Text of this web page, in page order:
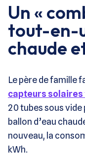
Un «
tout-en-
chaude
Le père de famille
capteurs
20 tubes sous
ballon d’eau
nouveau, la
kWh.